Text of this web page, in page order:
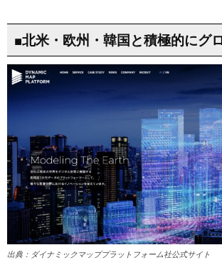
■北米・欧州・韓国と積極的にグ
出典：ダイナミックマッププラットフォーム社公式サイト